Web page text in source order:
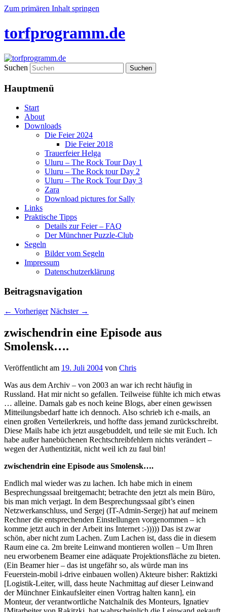
Zum primären Inhalt springen
torfprogramm.de
Suchen
Hauptmenü
Start
About
Downloads
Die Feier 2024
Die Feier 2018
Trauerfeier Helga
Uluru – The Rock Tour Day 1
Uluru – The Rock tour Day 2
Uluru – The Rock Tour Day 3
Zara
Download pictures for Sally
Links
Praktische Tipps
Details zur Feier – FAQ
Der Münchner Puzzle-Club
Segeln
Bilder vom Segeln
Impressum
Datenschutz­erklärung
Beitragsnavigation
← Vorheriger Nächster →
zwischendrin eine Episode aus
Smolensk….
Veröffentlicht am 19. Juli 2004 von Chris
Was aus dem Archiv – von 2003 an war ich recht häufig in
Russland. Hat mir nicht so gefallen. Teilweise fühlte ich mich etwas
… alleine. Damals gab es noch keine Blogs, aber einen gewissen
Mitteilungsbedarf hatte ich dennoch. Also schrieb ich e-mails, an
einen großen Verteilerkreis, und hoffte dass jemand zurückschreibt.
Diese Mails habe ich jetzt ausgebuddelt, und teile sie mit Euch. Ich
habe außer hanebüchenen Rechtschreibfehlern nichts verändert –
wegen der Authentizität, nicht weil ich zu faul bin!
zwischendrin eine Episode aus Smolensk….
Endlich mal wieder was zu lachen. Ich habe mich in einem
Besprechungssaal breitgemacht; betrachte den jetzt als mein Büro,
bis man mich verjagt. In dem Besprechungssaal gibt’s einen
Netzwerkanschluss, und Sergej (IT-Admin-Sergej) hat auf meinem
Rechner die entsprechenden Einstellungen vorgenommen – ich
komme jetzt auch in der Arbeit ins Internet :-))))) Das ist zwar
schön, aber nicht zum Lachen. Zum Lachen ist, dass die in diesem
Raum eine ca. 2m breite Leinwand montieren wollen – Um Ihren
neu erworbenem Beamer eine adäquate Projektionsfläche zu bieten.
(Ein Beamer hier – das ist ungefähr so, als würde man ins
Feuerstein-mobil i-drive einbauen wollen) Akteure bisher: Raktizki
[Logistik-Leiter, will, dass heute Nachmittag auf dieser Leinwand
der Münchner Einkaufsleiter einen Vortrag halten kann], ein
Monteur, der verantwortliche Natchalnik des Monteurs, Ignatiev